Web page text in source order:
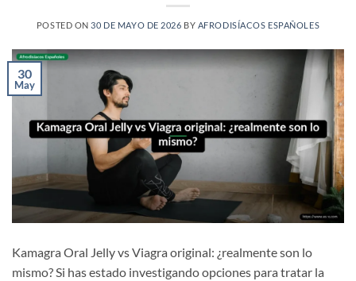
POSTED ON30 DE MAYO DE 2026 BY AFRODISÍACOS ESPAÑOLES
30
May
Kamagra Oral Jelly vs Viagra original: ¿realmente son lo
mismo? Si has estado investigando opciones para tratar la